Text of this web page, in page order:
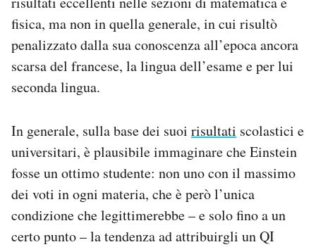
fisica, ma non in quella generale, in cui risultò
penalizzato dalla sua conoscenza all’epoca ancora
scarsa del francese, la lingua dell’esame e per lui
seconda lingua.
In generale, sulla base dei suoi risultati scolastici e
universitari, è plausibile immaginare che Einstein
fosse un ottimo studente: non uno con il massimo
dei voti in ogni materia, che è però l’unica
condizione che legittimerebbe – e solo fino a un
certo punto – la tendenza ad attribuirgli un QI